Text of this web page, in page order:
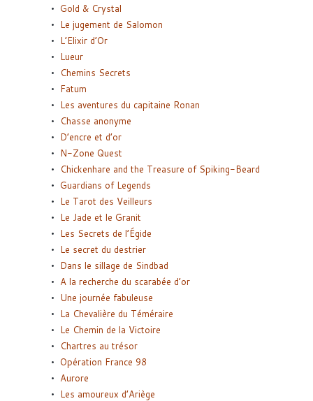
Gold & Crystal
Le jugement de Salomon
L’Elixir d’Or
Lueur
Chemins Secrets
Fatum
Les aventures du capitaine Ronan
Chasse anonyme
D’encre et d’or
N-Zone Quest
Chickenhare and the Treasure of Spiking-Beard
Guardians of Legends
Le Tarot des Veilleurs
Le Jade et le Granit
Les Secrets de l’Égide
Le secret du destrier
Dans le sillage de Sindbad
A la recherche du scarabée d’or
Une journée fabuleuse
La Chevalière du Téméraire
Le Chemin de la Victoire
Chartres au trésor
Opération France 98
Aurore
Les amoureux d’Ariège